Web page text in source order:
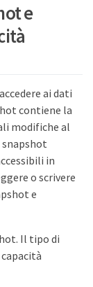
e
ai dati
contiene la
modifiche al
in
o scrivere
e
Il tipo di